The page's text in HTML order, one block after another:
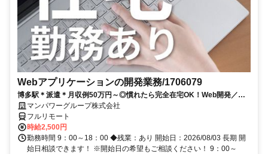
Webアプリケーションの開発業務/1706079
博多駅＊派遣＊月収例50万円～◎慣れたら完全在宅OK！Web開発／
Java／在宅勤務あり／開始日：即日
マンパワーグループ株式会社
フルリモート
時給2,500円
勤務時間 9：00～18：00 ◆残業：あり 開始日：2026/08/03 長期 開
始日相談できます！ ※開始日の希望もご相談ください！ 9：00～